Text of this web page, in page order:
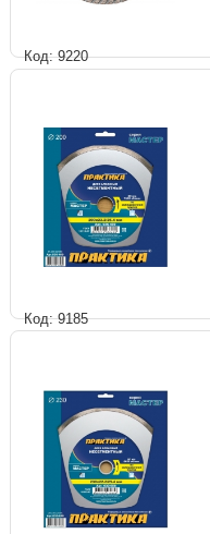
Код: 9220
Код: 9185